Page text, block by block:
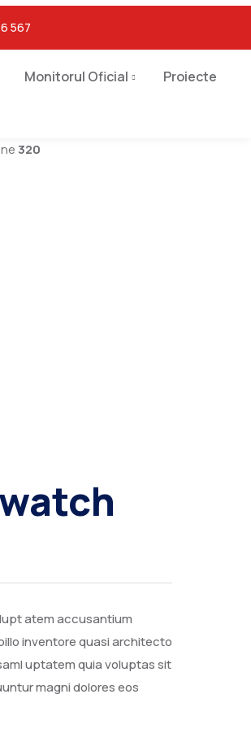
567
Monitorul Oficial
Proiecte
320
atem accusantium
inventore quasi architecto
uptatem quia voluptas sit
magni dolores eos